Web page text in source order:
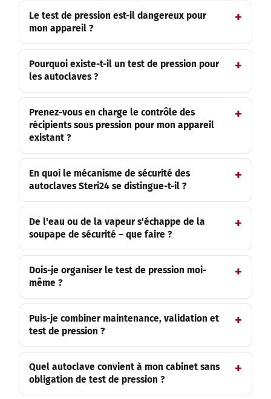
Le test de pression est-il dangereux pour
mon appareil ?
Pourquoi existe-t-il un test de pression pour
les autoclaves ?
Prenez-vous en charge le contrôle des
récipients sous pression pour mon appareil
existant ?
En quoi le mécanisme de sécurité des
autoclaves Steri24 se distingue-t-il ?
De l'eau ou de la vapeur s'échappe de la
soupape de sécurité – que faire ?
Dois-je organiser le test de pression moi-
même ?
Puis-je combiner maintenance, validation et
test de pression ?
Quel autoclave convient à mon cabinet sans
obligation de test de pression ?